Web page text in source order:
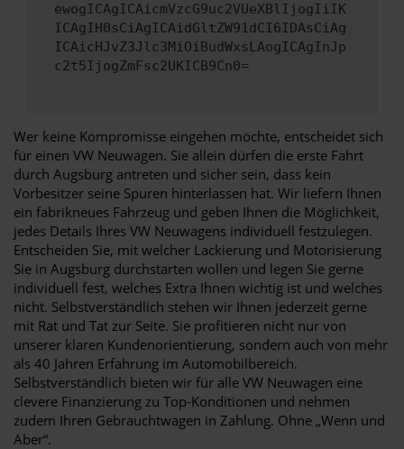
ewogICAgICAicmVzcG9uc2VUeXBlIjogIiIK
ICAgIH0sCiAgICAidGltZW91dCI6IDAsCiAg
ICAicHJvZ3Jlc3MiOiBudWxsLAogICAgInJp
c2t5IjogZmFsc2UKICB9Cn0=
Wer keine Kompromisse eingehen möchte, entscheidet sich
für einen VW Neuwagen. Sie allein dürfen die erste Fahrt
durch Augsburg antreten und sicher sein, dass kein
Vorbesitzer seine Spuren hinterlassen hat. Wir liefern Ihnen
ein fabrikneues Fahrzeug und geben Ihnen die Möglichkeit,
jedes Details Ihres VW Neuwagens individuell festzulegen.
Entscheiden Sie, mit welcher Lackierung und Motorisierung
Sie in Augsburg durchstarten wollen und legen Sie gerne
individuell fest, welches Extra Ihnen wichtig ist und welches
nicht. Selbstverständlich stehen wir Ihnen jederzeit gerne
mit Rat und Tat zur Seite. Sie profitieren nicht nur von
unserer klaren Kundenorientierung, sondern auch von mehr
als 40 Jahren Erfahrung im Automobilbereich.
Selbstverständlich bieten wir für alle VW Neuwagen eine
clevere Finanzierung zu Top-Konditionen und nehmen
zudem Ihren Gebrauchtwagen in Zahlung. Ohne „Wenn und
Aber“.